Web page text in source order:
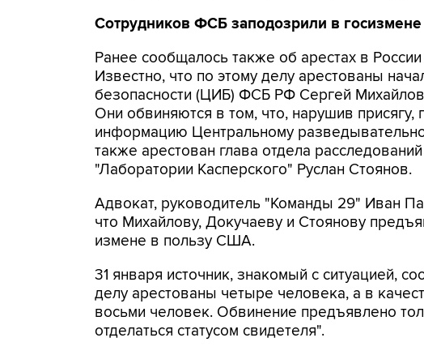
Сотрудников ФСБ заподозрили в госизмене
Ранее сообщалось также об арестах в
Известно, что по этому делу арестованы
безопасности (ЦИБ) ФСБ РФ Сергей
Они обвиняются в том, что, нарушив
информацию Центральному
также арестован глава отдела
"Лаборатории Касперского" Руслан Стоянов.
Адвокат, руководитель "Команды 29" Иван
что Михайлову, Докучаеву и Стоянову
измене в пользу США.
31 января источник, знакомый с ситуацией,
делу арестованы четыре человека, а в
восьми человек. Обвинение предъявлено
отделаться статусом свидетеля".